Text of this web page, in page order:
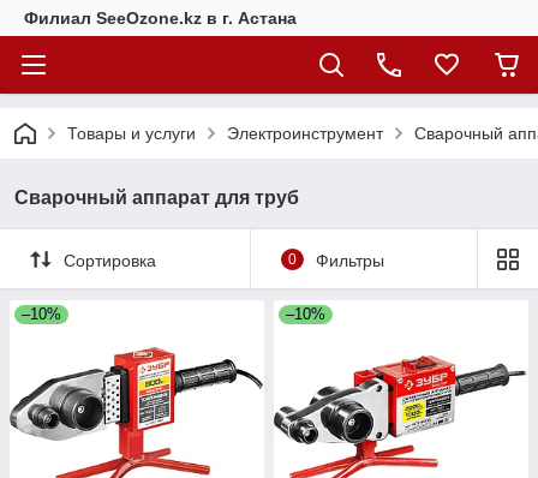
Филиал SeeOzone.kz в г. Астана
Товары и услуги Электроинструмент Сварочный
Сварочный аппарат для труб
Сортировка 0 Фильтры
–10% –10%